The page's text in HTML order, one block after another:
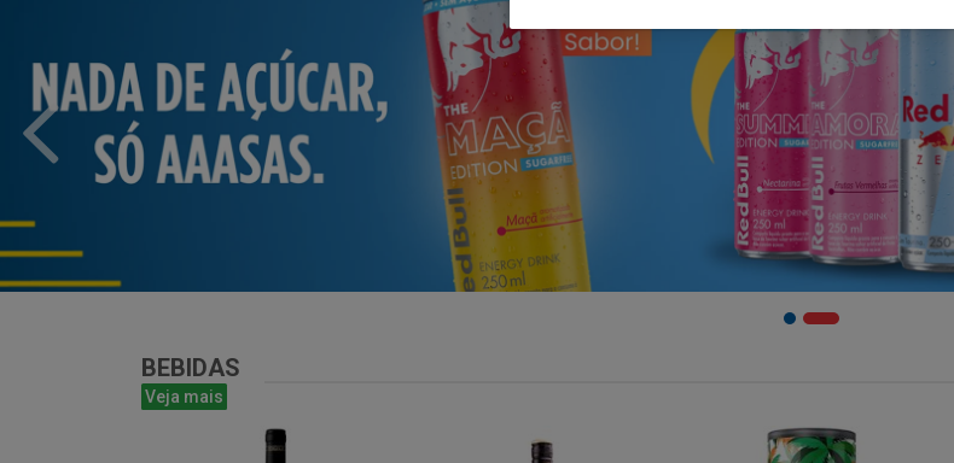
BEBIDAS
Veja mais